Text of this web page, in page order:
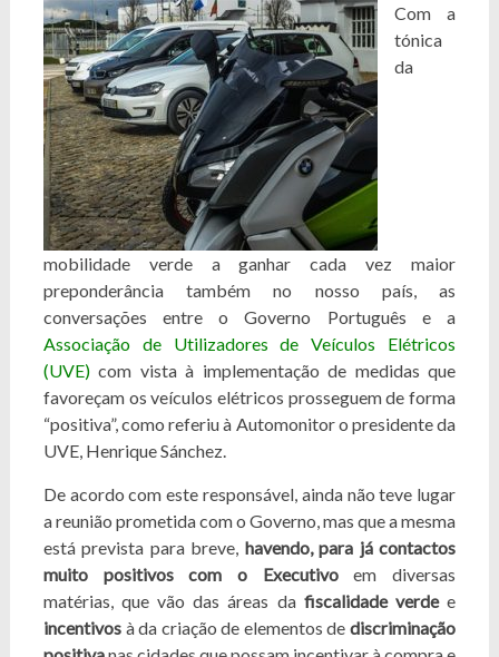
Com a
tónica
da
mobilidade verde a ganhar cada vez maior
preponderância também no nosso país, as
conversações entre o Governo Português e a
Associação de Utilizadores de Veículos Elétricos
(UVE)com vista à implementação de medidas que
favoreçam os veículos elétricos prosseguem de forma
“positiva”, como referiu à Automonitor o presidente da
UVE, Henrique Sánchez.
De acordo com este responsável, ainda não teve lugar
a reunião prometida com o Governo, mas que a mesma
está prevista para breve, havendo, para já contactos
muito positivos com o Executivoem diversas
matérias, que vão das áreas da fiscalidade verdee
incentivosà da criação de elementos dediscriminação